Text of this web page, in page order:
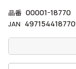
品番 00001-18770
JAN